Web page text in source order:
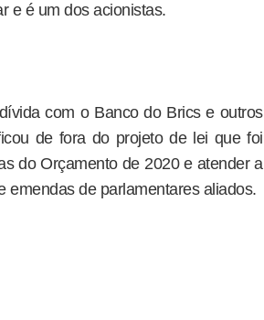
e é um dos acionistas.
com o Banco do Brics e outros
de fora do projeto de lei que foi
do Orçamento de 2020 e atender a
emendas de parlamentares aliados.